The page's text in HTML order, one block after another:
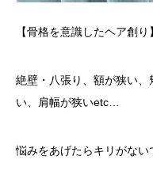
【骨格を意識したヘア創り】
絶壁・八張り、額が狭い
い、肩幅が狭いetc…
悩みをあげたらキリがない